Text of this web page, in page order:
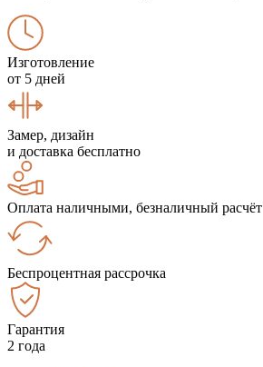
Изготовление
от 5 дней
Замер, дизайн
и доставка бесплатно
Оплата наличными, безналичный расчёт
Беспроцентная рассрочка
Гарантия
2 года